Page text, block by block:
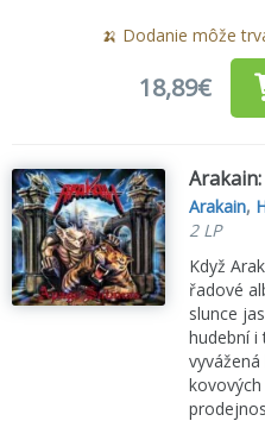
🍌 Dodanie môže
18,89€
Arakain,
2 LP
Když
řadové
slunce
hudební